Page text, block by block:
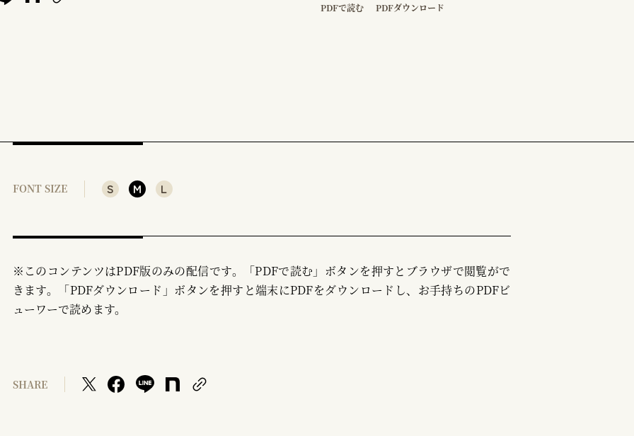
PDFで読む PDFダウンロード
FONT SIZE S M L
※このコンテンツはPDF版のみの配信です。「PDFで読む」ボタンを押すとブラウザで閲覧がで
きます。「PDFダウンロード」ボタンを押すと端末にPDFをダウンロードし、お手持ちのPDFビ
ューワーで読めます。
SHARE